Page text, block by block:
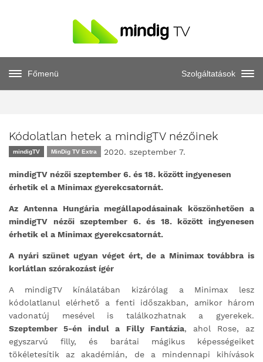
Főmenü Szolgáltatások
Kódolatlan hetek a mindigTV nézőinek
mindigTV MinDig TV Extra 2020. szeptember 7.
mindigTV nézői szeptember 6. és 18. között ingyenesen
érhetik el a Minimax gyerekcsatornát.
Az Antenna Hungária megállapodásainak köszönhetően a
mindigTV nézői szeptember 6. és 18. között ingyenesen
érhetik el a Minimax gyerekcsatornát.
A nyári szünet ugyan véget ért, de a Minimax továbbra is
korlátlan szórakozást ígér
A mindigTV kínálatában kizárólag a Minimax lesz
kódolatlanul elérhető a fenti időszakban, amikor három
vadonatúj mesével is találkozhatnak a gyerekek.
Szeptember 5-én indul a Filly Fantázia, ahol Rose, az
egyszarvú filly, és barátai mágikus képességeiket
tökéletesítik az akadémián, de a mindennapi kihívások